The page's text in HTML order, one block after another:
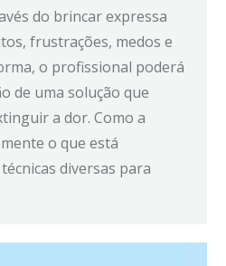
do brincar expressa
frustrações, medos e
o profissional poderá
de uma solução que
a dor. Como a
o que está
diversas para